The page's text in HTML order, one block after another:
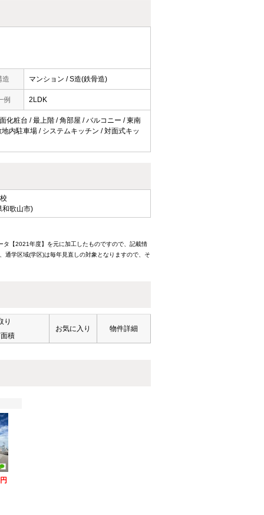
造 マンション / S造(鉄骨造)
例 2LDK
化粧台 / 最上階 / 角部屋 / バルコニー / 東南
内駐車場 / システムキッチン / 対面式キッ
和歌山市)
【2021年度】を元に加工したものですので、記載情
通学区域(学区)は毎年見直しの対象となりますので、そ
り
積
お気に入り 物件詳細